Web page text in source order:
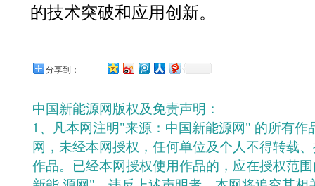
的技术突破和应用创新。
分享到：
中国新能源网版权及免责声明：
1、凡本网注明"来源：中国新能源网" 的所有作
网，未经本网授权，任何单位及个人不得转载
作品。已经本网授权使用作品的，应在授权范